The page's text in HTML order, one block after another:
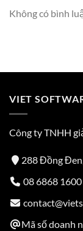
Không có bình
VIET
Công ty TNHH
288 Đồng
08 6868 1600
Mã số doanh